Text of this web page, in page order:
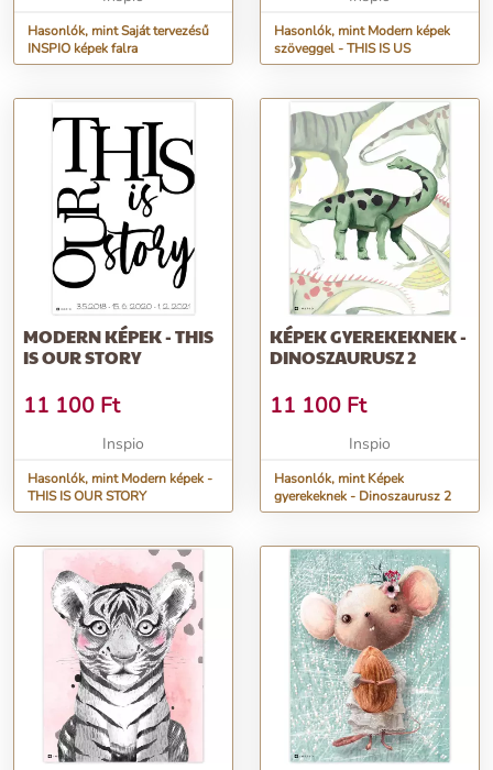
Hasonlók, mint Saját tervezésű
INSPIO képek falra
Hasonlók, mint Modern képek
szöveggel - THIS IS US
MODERN KÉPEK - THIS
IS OUR STORY
11 100 Ft
Inspio
Hasonlók, mint Modern képek -
THIS IS OUR STORY
KÉPEK GYEREKEKNEK -
DINOSZAURUSZ 2
11 100 Ft
Inspio
Hasonlók, mint Képek
gyerekeknek - Dinoszaurusz 2